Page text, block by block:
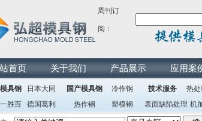
周刊订
阅：
首页 关于我们 产品展示 应用案
具钢
日本大同
胜百
德国葛利
国产模具钢
冷作钢
热作钢
塑模钢
技术服务 热处
表面缺陷处理 机